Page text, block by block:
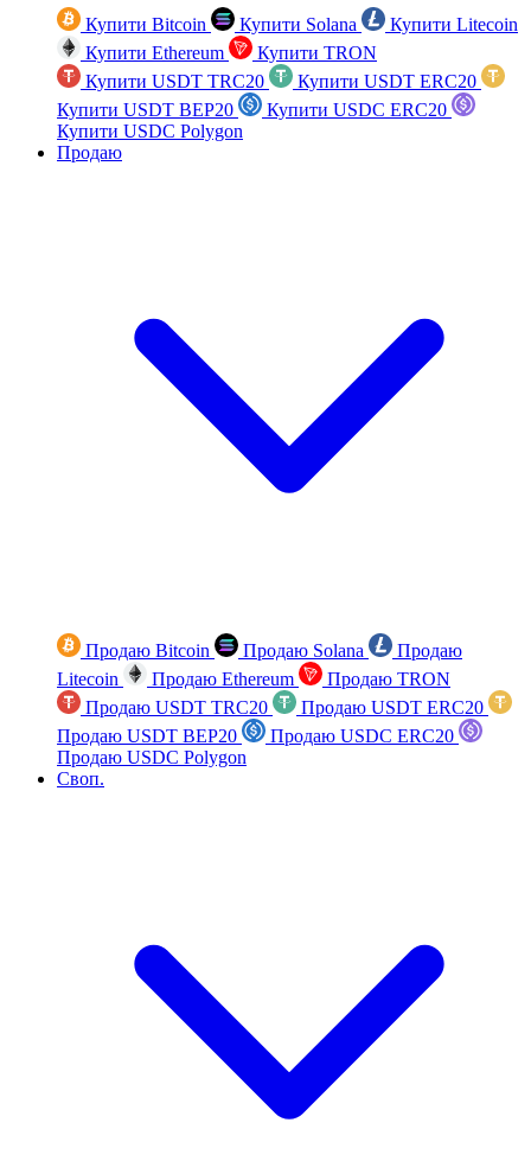
Купити Bitcoin Купити Solana
Купити Litecoin
Купити Ethereum
Купити TRON
Купити USDT TRC20
Купити USDT ERC20
Купити USDT BEP20
Купити USDC ERC20
Купити USDC Polygon
Продаю
Продаю Bitcoin Продаю Solana
Продаю
Litecoin
Продаю Ethereum
Продаю TRON
Продаю USDT TRC20
Продаю USDT ERC20
Продаю USDT BEP20
Продаю USDC ERC20
Продаю USDC Polygon
Своп.